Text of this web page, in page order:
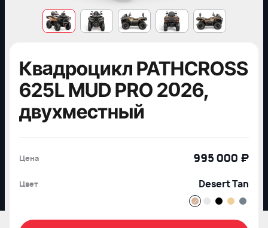
Квадроцикл PATHCROSS
625L MUD PRO 2026,
двухместный
Цена 995 000 ₽
Цвет Desert Tan